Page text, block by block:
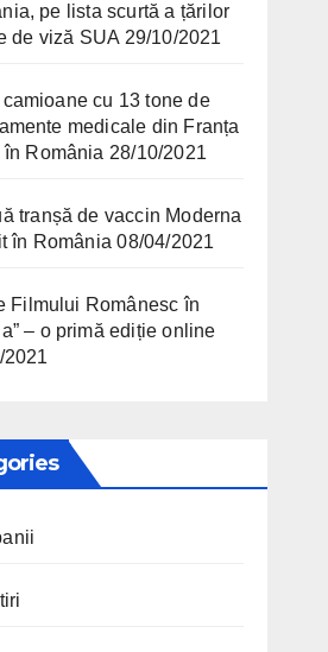
pe lista scurtă a țărilor
de viză SUA 29/10/2021
camioane cu 13 tone de
medicale din Franța
România 28/10/2021
tranșă de vaccin Moderna
în România 08/04/2021
Filmului Românesc în
– o primă ediție online
2021